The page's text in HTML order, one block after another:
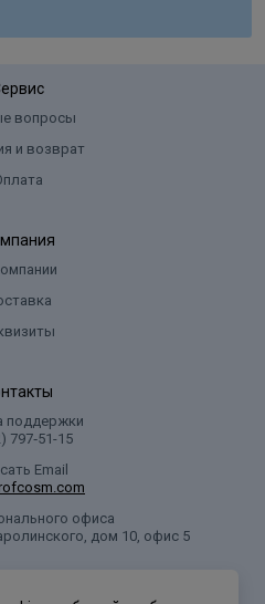
вопросы
и возврат
поддержки
797‑51-15
Email
офиса
дом 10, офис 5